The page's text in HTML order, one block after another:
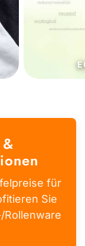
für
Sie
Rollenware